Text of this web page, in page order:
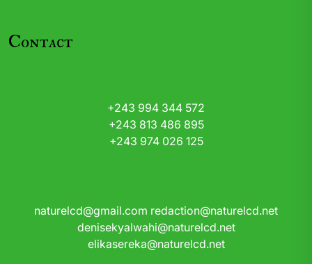
Contact
+243 994 344 572
+243 813 486 895
+243 974 026 125
naturelcd@gmail.com redaction@naturelcd.net
denisekyalwahi@naturelcd.net
elikasereka@naturelcd.net